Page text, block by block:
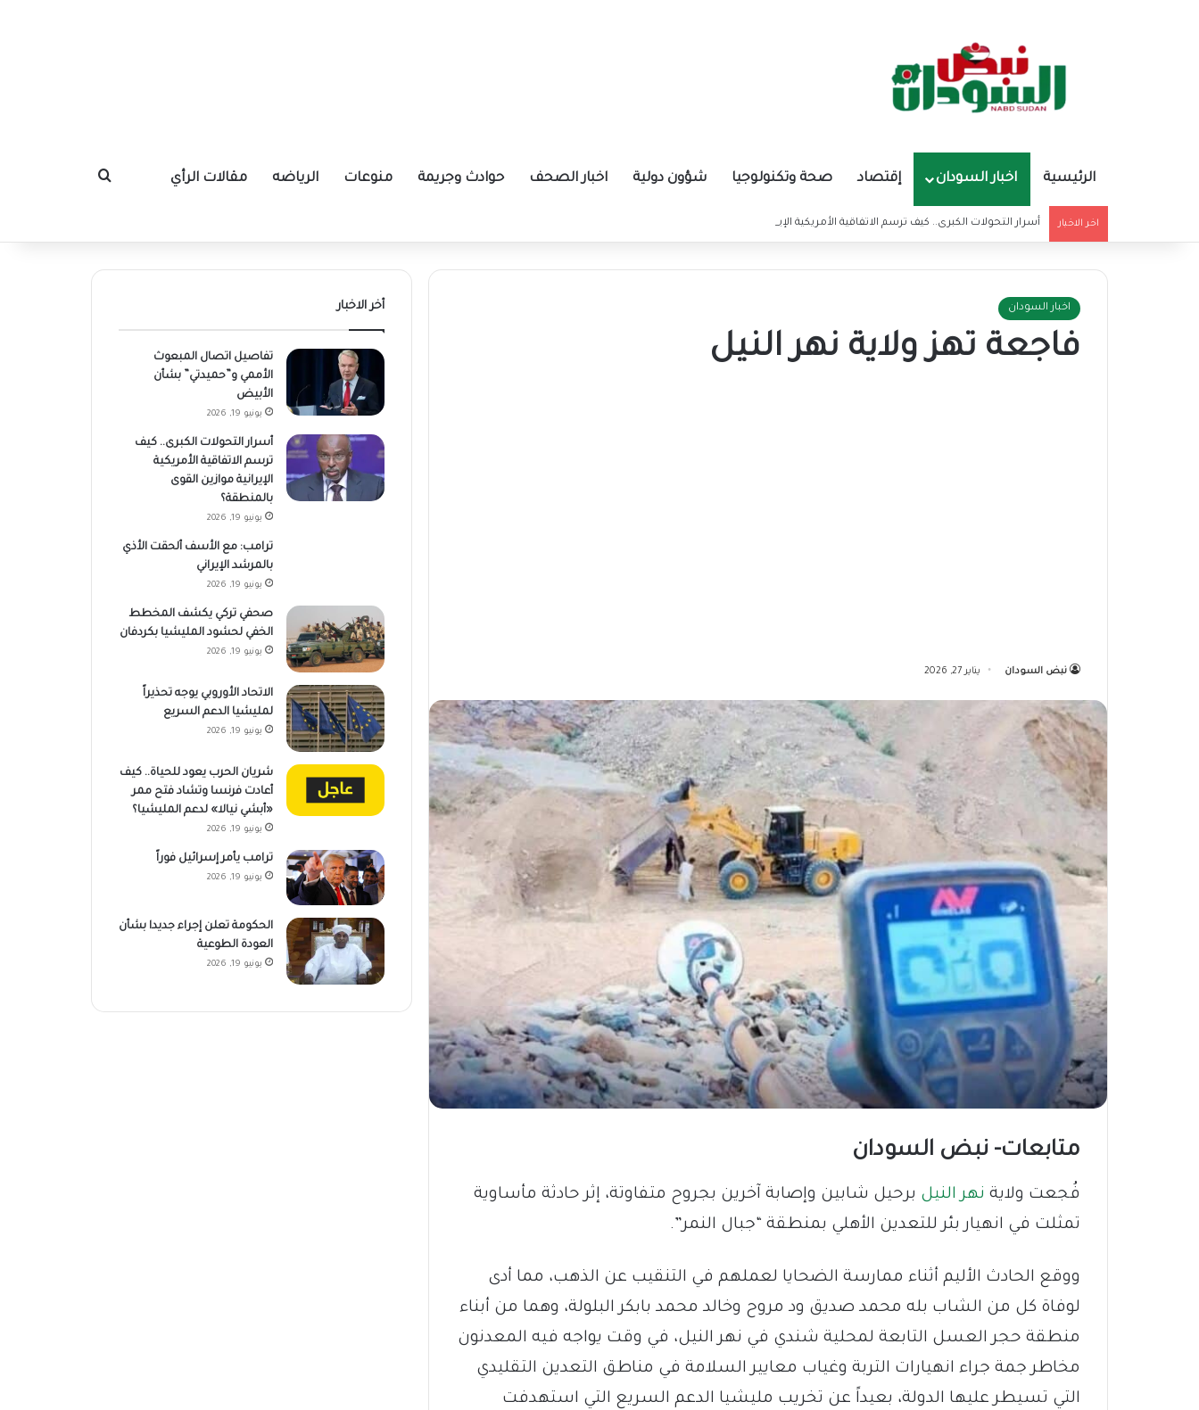
الرئيسية اخبار السودان إقتصاد صحة وتكنولوجيا شؤون دولية اخبار الصحف حوادث وجريمة منوعات الرياضه مقالات الرأي بحث عن
اخر الاخبار أسرار التحولات الكبرى.. كيف ترسم الاتفاقية الأمريكية الإيرانية موازين القوى بالمنطقة؟
اخبار السودان
فاجعة تهز ولاية نهر النيل
نبض السودان يناير 27, 2026
متابعات- نبض السودان
فُجعت ولاية نهر النيل برحيل شابين وإصابة آخرين بجروح متفاوتة، إثر حادثة مأساوية
تمثلت في انهيار بئر للتعدين الأهلي بمنطقة “جبال النمر”.
ووقع الحادث الأليم أثناء ممارسة الضحايا لعملهم في التنقيب عن الذهب، مما أدى
لوفاة كل من الشاب بله محمد صديق ود مروح وخالد محمد بابكر البلولة، وهما من أبناء
منطقة حجر العسل التابعة لمحلية شندي في نهر النيل، في وقت يواجه فيه المعدنون
مخاطر جمة جراء انهيارات التربة وغياب معايير السلامة في مناطق التعدين التقليدي
التي تسيطر عليها الدولة، بعيداً عن تخريب مليشيا الدعم السريع التي استهدفت
أخر الاخبار
تفاصيل اتصال المبعوث
الأممي و”حميدتي” بشأن
الأبيض
يونيو 19, 2026
أسرار التحولات الكبرى.. كيف
ترسم الاتفاقية الأمريكية
الإيرانية موازين القوى
بالمنطقة؟
يونيو 19, 2026
ترامب: مع الأسف ألحقت الأذي
بالمرشد الإيراني
يونيو 19, 2026
صحفي تركي يكشف المخطط
الخفي لحشود المليشيا بكردفان
يونيو 19, 2026
الاتحاد الأوروبي يوجه تحذيراً
لمليشيا الدعم السريع
يونيو 19, 2026
شريان الحرب يعود للحياة.. كيف
أعادت فرنسا وتشاد فتح ممر
«أبشي نيالا» لدعم المليشيا؟
يونيو 19, 2026
ترامب يأمر إسرائيل فوراً
يونيو 19, 2026
الحكومة تعلن إجراء جديدا بشأن
العودة الطوعية
يونيو 19, 2026